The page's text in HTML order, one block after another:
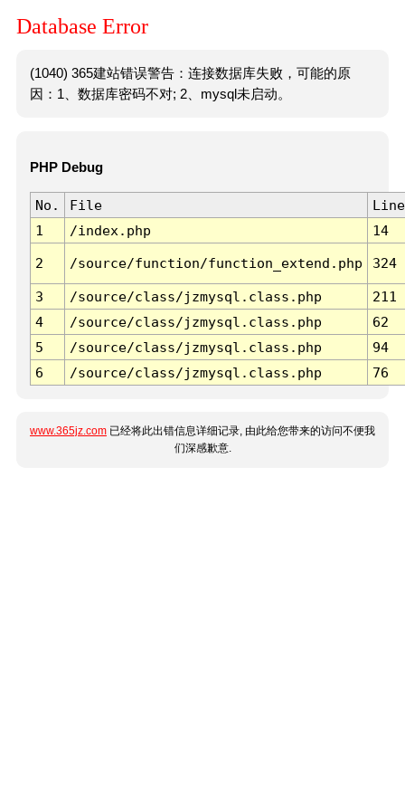
Database Error
(1040) 365建站错误警告：连接数据库失败，可能的原
因：1、数据库密码不对; 2、mysql未启动。
PHP Debug
No. File
Line
1
/index.php 14
2 /source/function/function_extend.php 324
3 /source/class/jzmysql.class.php
211
4
/source/class/jzmysql.class.php
62
5
/source/class/jzmysql.class.php
94
6
/source/class/jzmysql.class.php 76
www.365jz.com 已经将此出错信息详细记录, 由此给您带来的访问不便我
们深感歉意.